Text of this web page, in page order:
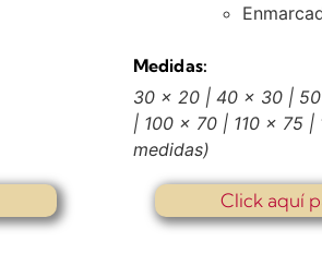
Medidas:
30 x 20 | 40 x 30 |
| 100 x 70 | 110 x 75 |
medidas)
Click aquí